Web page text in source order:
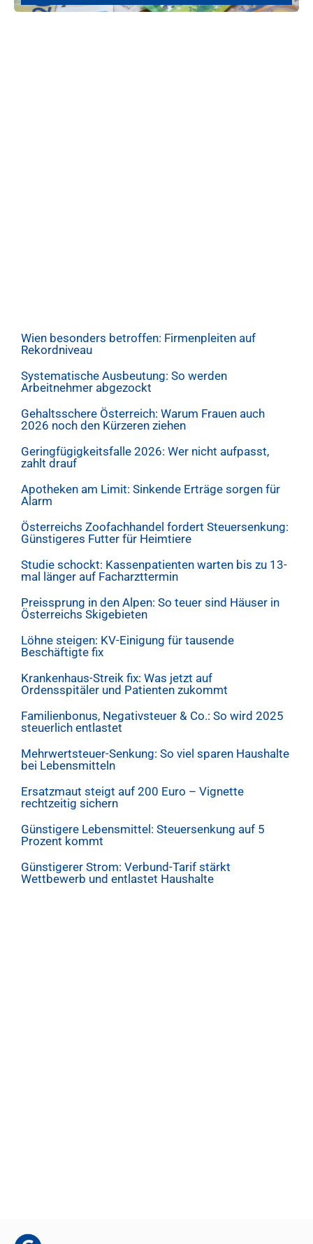
Wien besonders betroffen: Firmenpleiten auf
Rekordniveau
Systematische Ausbeutung: So werden
Arbeitnehmer abgezockt
Gehaltsschere Österreich: Warum Frauen auch
2026 noch den Kürzeren ziehen
Geringfügigkeitsfalle 2026: Wer nicht aufpasst,
zahlt drauf
Apotheken am Limit: Sinkende Erträge sorgen für
Alarm
Österreichs Zoofachhandel fordert Steuersenkung:
Günstigeres Futter für Heimtiere
Studie schockt: Kassenpatienten warten bis zu 13-
mal länger auf Facharzttermin
Preissprung in den Alpen: So teuer sind Häuser in
Österreichs Skigebieten
Löhne steigen: KV-Einigung für tausende
Beschäftigte fix
Krankenhaus-Streik fix: Was jetzt auf
Ordensspitäler und Patienten zukommt
Familienbonus, Negativsteuer & Co.: So wird 2025
steuerlich entlastet
Mehrwertsteuer-Senkung: So viel sparen Haushalte
bei Lebensmitteln
Ersatzmaut steigt auf 200 Euro – Vignette
rechtzeitig sichern
Günstigere Lebensmittel: Steuersenkung auf 5
Prozent kommt
Günstigerer Strom: Verbund-Tarif stärkt
Wettbewerb und entlastet Haushalte